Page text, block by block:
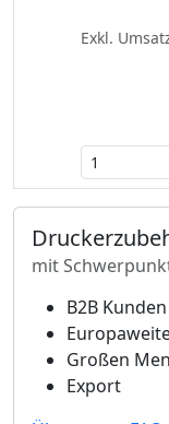
Exkl.
mit
B2B Kunden
Großen
Export